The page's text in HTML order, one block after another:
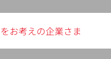
お考えの企業さま